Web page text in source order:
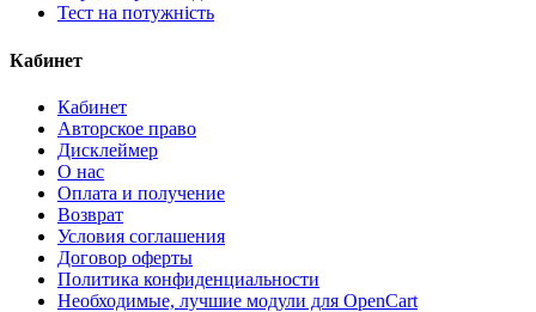
Тест на потужність
Кабинет
Кабинет
Авторское право
Дисклеймер
О нас
Оплата и получение
Возврат
Условия соглашения
Договор оферты
Политика конфиденциальности
Необходимые, лучшие модули для OpenCart